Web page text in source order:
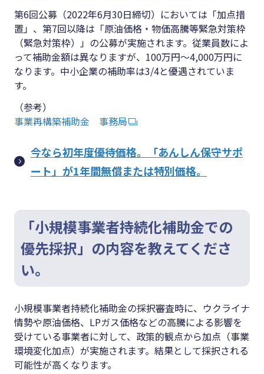
第6回公募（2022年6月30日締切）においては「加点措
置」、第7回以降は「原油価格・物価高騰等緊急対策枠
（緊急対策枠）」の公募が実施されます。従業員数によ
って補助金額は異なりますが、100万円～4,000万円に
なります。中小企業の補助率は3/4と優遇されていま
す。
（参考）
事業再構築補助金 事務局
今なら初年度優待価格。「あんしん保守サポ
ート」が1年間無償または特別価格。
「小規模事業者持続化補助金での
優先採択」の内容を教えてくださ
い。
小規模事業者持続化補助金の採択審査時に、ウクライナ
情勢や原油価格、LPガス価格などの高騰による影響を
受けている事業者に対して、政策的観点から加点（事業
環境変化加点）が実施されます。結果として採択される
可能性が高くなります。